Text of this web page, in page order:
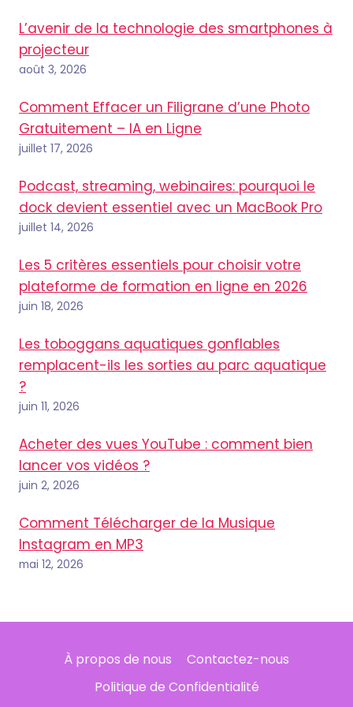
L’avenir de la technologie des smartphones à
projecteur
août 3, 2026
Comment Effacer un Filigrane d’une Photo
Gratuitement – IA en Ligne
juillet 17, 2026
Podcast, streaming, webinaires: pourquoi le
dock devient essentiel avec un MacBook Pro
juillet 14, 2026
Les 5 critères essentiels pour choisir votre
plateforme de formation en ligne en 2026
juin 18, 2026
Les toboggans aquatiques gonflables
remplacent-ils les sorties au parc aquatique
?
juin 11, 2026
Acheter des vues YouTube : comment bien
lancer vos vidéos ?
juin 2, 2026
Comment Télécharger de la Musique
Instagram en MP3
mai 12, 2026
À propos de nous
Contactez-nous
Politique de Confidentialité